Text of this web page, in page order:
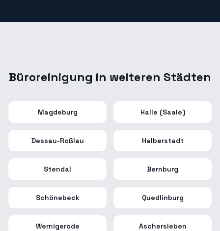
Büroreinigung in weiteren Städten
Magdeburg Halle (Saale)
Dessau-Roßlau Halberstadt
Stendal Bernburg
Schönebeck Quedlinburg
Wernigerode Aschersleben